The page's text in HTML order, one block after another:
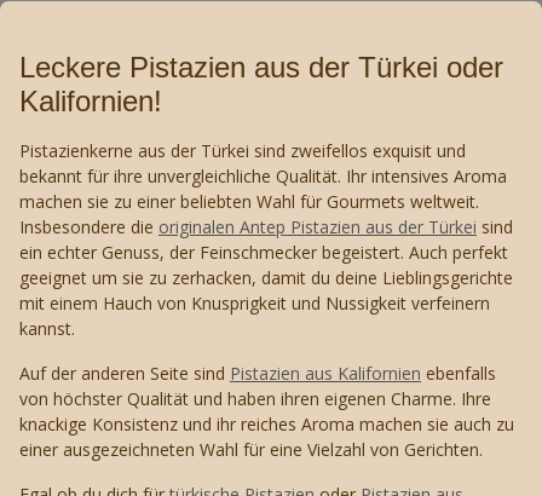
Leckere Pistazien aus der Türkei oder
Kalifornien!
Pistazienkerne aus der Türkei sind zweifellos exquisit und
bekannt für ihre unvergleichliche Qualität. Ihr intensives Aroma
machen sie zu einer beliebten Wahl für Gourmets weltweit.
Insbesondere die originalen Antep Pistazien aus der Türkei sind
ein echter Genuss, der Feinschmecker begeistert. Auch perfekt
geeignet um sie zu zerhacken, damit du deine Lieblingsgerichte
mit einem Hauch von Knusprigkeit und Nussigkeit verfeinern
kannst.
Auf der anderen Seite sind Pistazien aus Kalifornien ebenfalls
von höchster Qualität und haben ihren eigenen Charme. Ihre
knackige Konsistenz und ihr reiches Aroma machen sie auch zu
einer ausgezeichneten Wahl für eine Vielzahl von Gerichten.